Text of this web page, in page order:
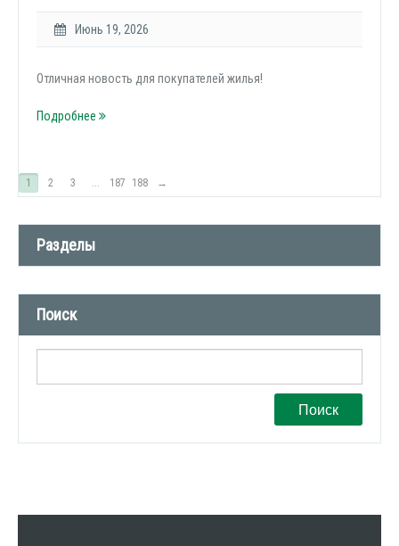
Июнь 19, 2026
Отличная новость для покупателей жилья!
Подробнее
1 2 3 ... 187 188 →
Разделы
Новости компании (509)
СМИ о нас (1)
Поиск
Поиск